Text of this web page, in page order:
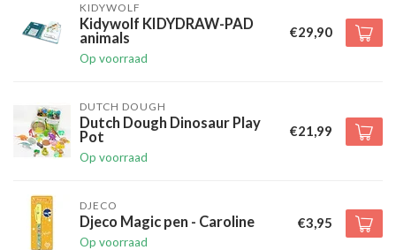
KIDYWOLF
Kidywolf KIDYDRAW-PAD
animals
Op voorraad
€29,90
DUTCH DOUGH
Dutch Dough Dinosaur Play
Pot
Op voorraad
€21,99
DJECO
Djeco Magic pen - Caroline
Op voorraad
€3,95